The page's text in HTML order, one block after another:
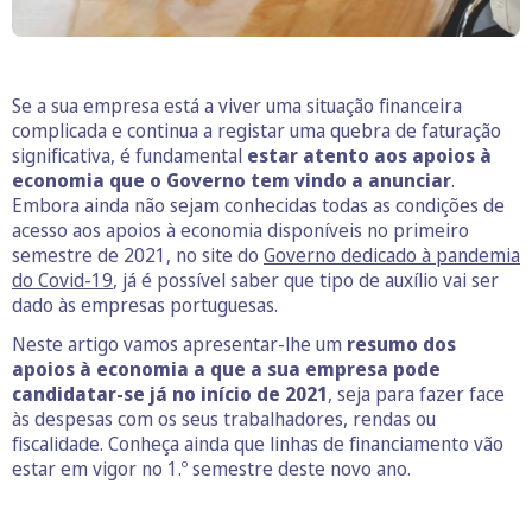
Se a sua empresa está a viver uma situação financeira
complicada e continua a registar uma quebra de faturação
significativa, é fundamental estar atento aos apoios à
economia que o Governo tem vindo a anunciar.
Embora ainda não sejam conhecidas todas as condições de
acesso aos apoios à economia disponíveis no primeiro
semestre de 2021, no site do Governo dedicado à pandemia
do Covid-19, já é possível saber que tipo de auxílio vai ser
dado às empresas portuguesas.
Neste artigo vamos apresentar-lhe um resumo dos
apoios à economia a que a sua empresa pode
candidatar-se já no início de 2021, seja para fazer face
às despesas com os seus trabalhadores, rendas ou
fiscalidade. Conheça ainda que linhas de financiamento vão
estar em vigor no 1.º semestre deste novo ano.